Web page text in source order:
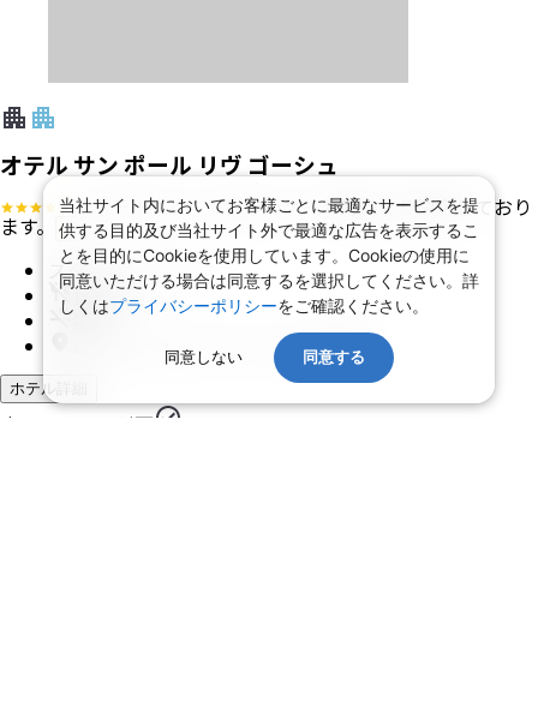
オテル サン ポール リヴ ゴーシュ
・ホテルグレードはアンケート等により決定しており
ます。 ?
スタンダード ルーム
食事 なし
禁煙
ルクセンブルク ガーデンズに近接
ホテル詳細
ホテルアレンジ可
当社サイト内においてお客様ごとに最適なサービスを提
供する目的及び当社サイト外で最適な広告を表示するこ
とを目的にCookieを使用しています。Cookieの使用に
同意いただける場合は同意するを選択してください。詳
しくはプライバシーポリシーをご確認ください。
同意しない 同意する